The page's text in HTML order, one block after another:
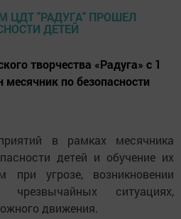
творчества «Радуга» с 1
месячник по безопасности
в рамках месячника
детей и обучение их
при угрозе, возникновении
ситуациях,
движения.